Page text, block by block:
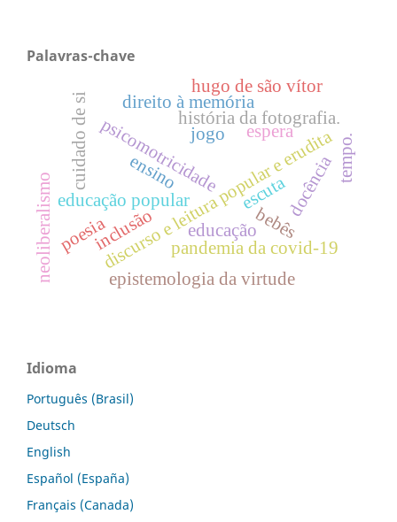
Palavras-chave
discurso e leitura popular e erudita
história da fotografia.
escuta
jogo espera
psicomotricidade
educação popular
direito à memória
pandemia da covid-19
docência
neoliberalismo
cuidado de si tempo.
inclusão educação
epistemologia da virtude
ensino
hugo de são vítor
bebês
poesia
Idioma
Português (Brasil)
Deutsch
English
Español (España)
Français (Canada)